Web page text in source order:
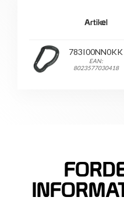
Artikel
783I00NN0KK
EAN:
8023577030418